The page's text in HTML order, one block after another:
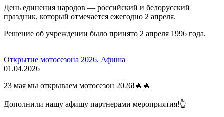
День единения народов — российский и белорусский
праздник, который отмечается ежегодно 2 апреля.
Решение об учреждении было принято 2 апреля 1996 года.
Открытие мотосезона 2026. Афиша
01.04.2026
23 мая мы открываем мотосезон 2026!🔥🔥
Дополнили нашу афишу партнерами мероприятия!👆